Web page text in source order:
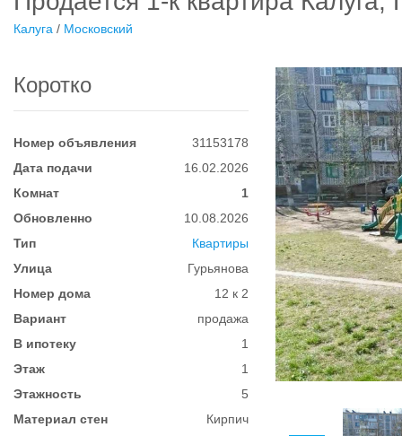
Калуга / Московский
Коротко
Номер объявления
31153178
Дата подачи
16.02.2026
Комнат
1
Обновленно
10.08.2026
Тип
Квартиры
Улица
Гурьянова
Номер дома
12 к 2
Вариант
продажа
В ипотеку
1
Этаж
1
Этажность
5
Материал стен
Кирпич